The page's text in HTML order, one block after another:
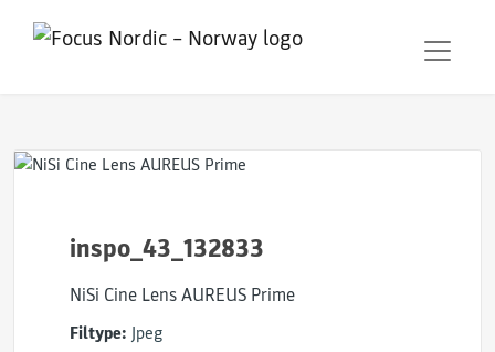
inspo_43_132833
NiSi Cine Lens AUREUS Prime
Filtype: Jpeg